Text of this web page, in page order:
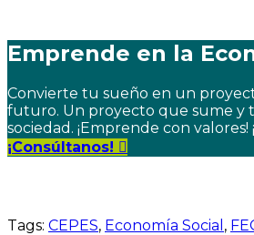
Emprende en la
Convierte tu sueño en un
futuro. Un proyecto que sume y
sociedad. ¡Emprende con valores!
¡Consúltanos!
Tags: CEPES, Economía Social ,